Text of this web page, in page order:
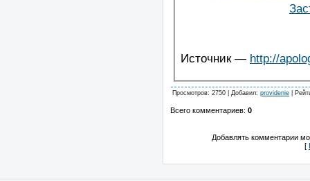
Источник — http://
Просмотров: 2750 | Добавил: providenie
Всего комментариев: 0
Добавлять комментарии
[